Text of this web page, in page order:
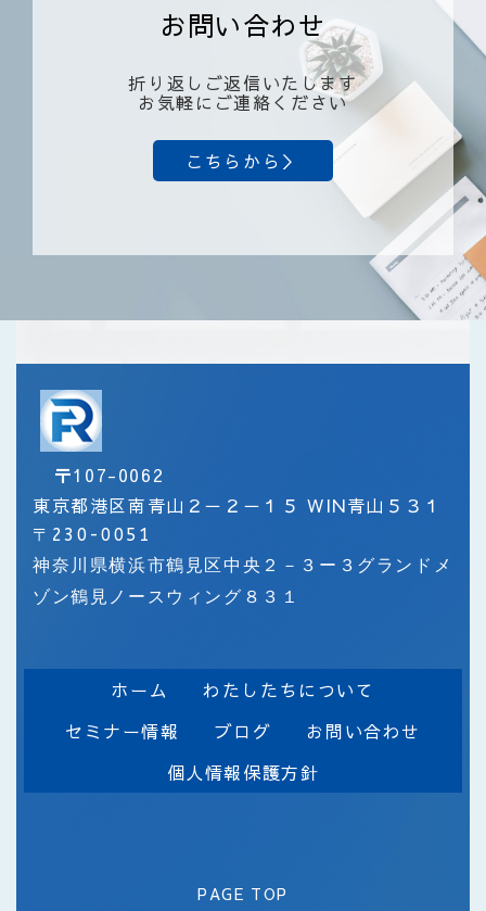
お問い合わせ
折り返しご返信いたします
お気軽にご連絡ください
こちらから＞
PAGE TOP
〒107-0062
東京都港区南青山２－２－１５ WIN青山５３１
〒 230-0051
神奈川県横浜市鶴見区中央２－３ー３グランドメ
ゾン鶴見ノースウィング８３１
ホーム
わたしたちについて
セミナー情報
ブログ
お問い合わせ
個人情報保護方針